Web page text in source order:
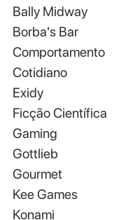
Bally Midway
Borba's Bar
Comportamento
Cotidiano
Exidy
Ficção Científica
Gaming
Gottlieb
Gourmet
Kee Games
Konami